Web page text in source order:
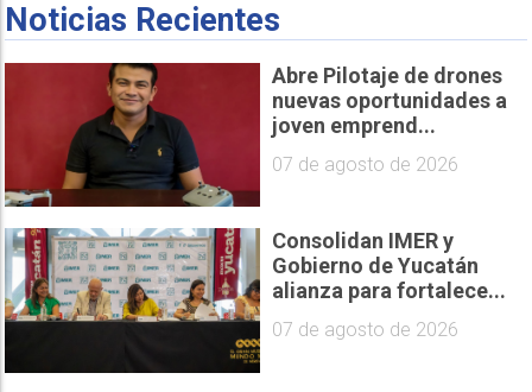
Noticias Recientes
Abre Pilotaje de drones
nuevas oportunidades a
joven emprend...
07 de agosto de 2026
Consolidan IMER y
Gobierno de Yucatán
alianza para fortalece...
07 de agosto de 2026